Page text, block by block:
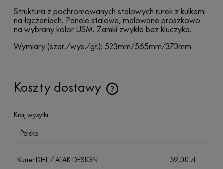
Struktura z pochromowanych stalowych rurek z kulkami
na łączeniach. Panele stalowe, malowane proszkowo
na wybrany kolor USM. Zamki zwykłe bez kluczyka.
Wymiary (szer./wys./gł.): 523mm/565mm/373mm
Koszty dostawy
Cena nie zawiera ewentualnych kosztów płatności
Kraj wysyłki:
Kurier DHL / ATAK DESIGN 59,00 zł